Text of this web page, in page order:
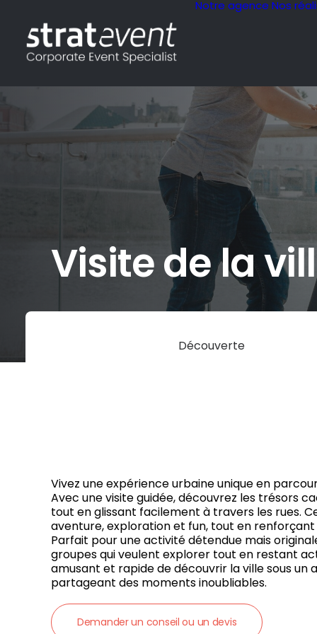
Notre agence Nos
Visite de la
Découverte
Vivez une expérience urbaine unique en
Avec une visite guidée, découvrez les trésors
tout en glissant facilement à travers les rues.
aventure, exploration et fun, tout en renforçant
Parfait pour une activité détendue mais
groupes qui veulent explorer tout en restant
amusant et rapide de découvrir la ville sous un
partageant des moments inoubliables.
Demander un conseil ou un devis